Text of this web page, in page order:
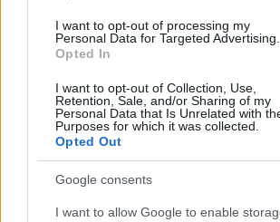
I want to opt-out of processing my
Personal Data for Targeted Advertising.
Opted In
I want to opt-out of Collection, Use,
Retention, Sale, and/or Sharing of my
Personal Data that Is Unrelated with
Purposes for which it was collected.
Opted Out
Google consents
I want to allow Google to enable
registro desde 2010
22 junio, 2026
José Luis Ábalos y
reciben duras
corrupción en
mascarillas
22 junio, 2026